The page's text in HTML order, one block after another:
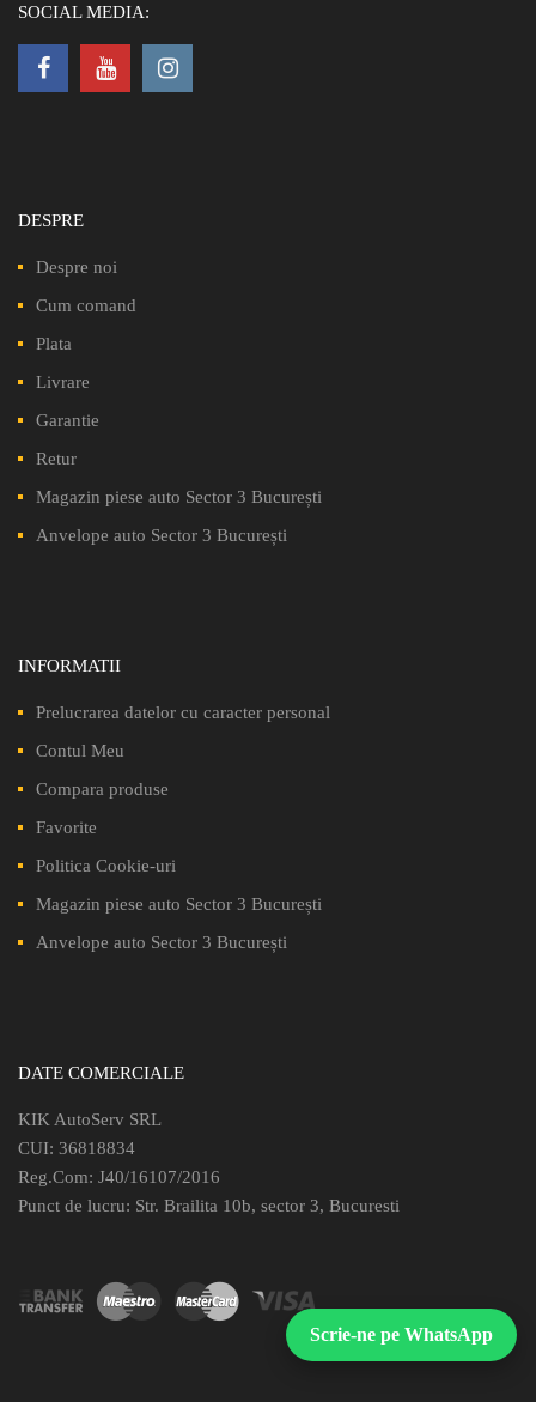
SOCIAL MEDIA:
DESPRE
Despre noi
Cum comand
Plata
Livrare
Garantie
Retur
Magazin piese auto Sector 3 București
Anvelope auto Sector 3 București
INFORMATII
Prelucrarea datelor cu caracter personal
Contul Meu
Compara produse
Favorite
Politica Cookie-uri
Magazin piese auto Sector 3 București
Anvelope auto Sector 3 București
DATE COMERCIALE
KIK AutoServ SRL
CUI: 36818834
Reg.Com: J40/16107/2016
Punct de lucru: Str. Brailita 10b, sector 3, Bucuresti
Scrie-ne pe WhatsApp